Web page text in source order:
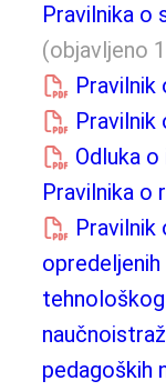
Pravilnika o
(objavljeno
Pravilnik
Pravilnik
Odluka
Pravilnika o
Pravilnik
pedagoških